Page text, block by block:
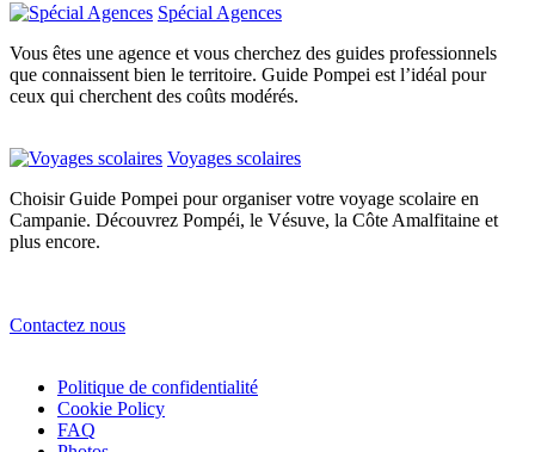
Spécial Agences
Vous êtes une agence et vous cherchez des guides professionnels
que connaissent bien le territoire. Guide Pompei est l’idéal pour
ceux qui cherchent des coûts modérés.
Voyages scolaires
Choisir Guide Pompei pour organiser votre voyage scolaire en
Campanie. Découvrez Pompéi, le Vésuve, la Côte Amalfitaine et
plus encore.
Contactez nous
Politique de confidentialité
Cookie Policy
FAQ